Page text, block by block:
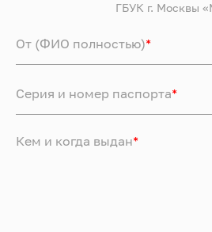
ГБУК г. Москвы
От (ФИО полностью)*
Серия и номер паспорта*
Кем и когда выдан*